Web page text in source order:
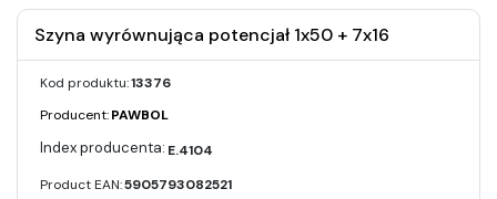
Szyna wyrównująca potencjał 1x50 + 7x16
Kod produktu:13376
Producent:PAWBOL
E.4104
Product EAN:5905793082521